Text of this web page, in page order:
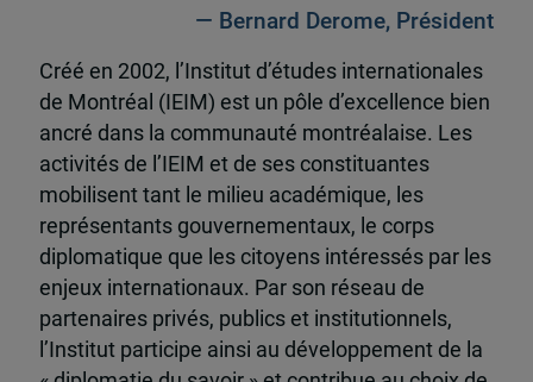
— Bernard Derome, Président
Créé en 2002, l’Institut d’études internationales
de Montréal (IEIM) est un pôle d’excellence bien
ancré dans la communauté montréalaise. Les
activités de l’IEIM et de ses constituantes
mobilisent tant le milieu académique, les
représentants gouvernementaux, le corps
diplomatique que les citoyens intéressés par les
enjeux internationaux. Par son réseau de
partenaires privés, publics et institutionnels,
l’Institut participe ainsi au développement de la